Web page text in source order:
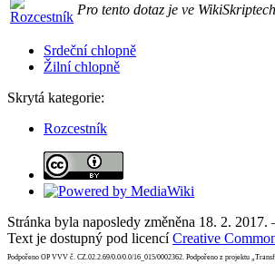
Pro tento dotaz je ve
Srdeční chlopně
Žilní chlopně
Skrytá kategorie:
Rozcestník
Stránka byla naposledy změněna 18. 2.
Text je dostupný pod licencíCreative
Podpořeno OP VVV č. CZ.02.2.69/0.0/0.0/16_015/0002362. Podpořeno z projektu